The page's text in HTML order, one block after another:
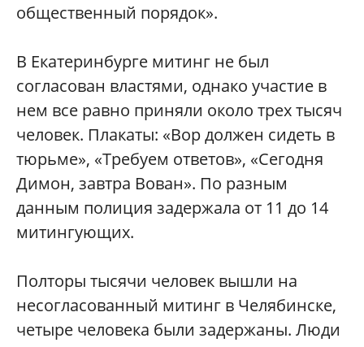
общественный порядок».
В Екатеринбурге митинг не был
согласован властями, однако участие в
нем все равно приняли около трех тысяч
человек. Плакаты: «Вор должен сидеть в
тюрьме», «Требуем ответов», «Сегодня
Димон, завтра Вован». По разным
данным полиция задержала от 11 до 14
митингующих.
Полторы тысячи человек вышли на
несогласованный митинг в Челябинске,
четыре человека были задержаны. Люди